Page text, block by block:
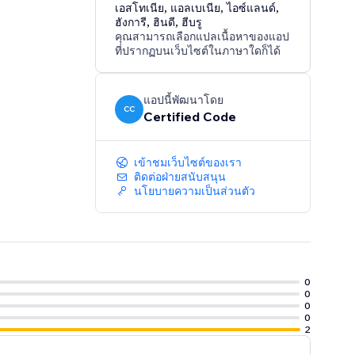
เอสโทเนีย, แอลเบเนีย,ไอซ์แลนด์,
ฮังการี, ฮินดี, ฮีบรู
คุณสามารถเลือกแปลเนื้อหาของแอป
ที่ปรากฏบนเว็บไซต์ในภาษาใดก็ได้
CC
แอปนี้พัฒนาโดย
Certified Code
เข้าชมเว็บไซต์ของเรา
ติดต่อฝ่ายสนับสนุน
นโยบายความเป็นส่วนตัว
0
0
0
0
2